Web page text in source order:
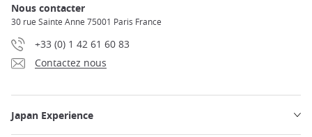
Nous contacter
30 rue Sainte Anne 75001 Paris France
+33 (0) 1 42 61 60 83
Contactez nous
Japan Experience